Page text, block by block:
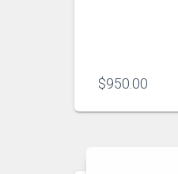
$950.00